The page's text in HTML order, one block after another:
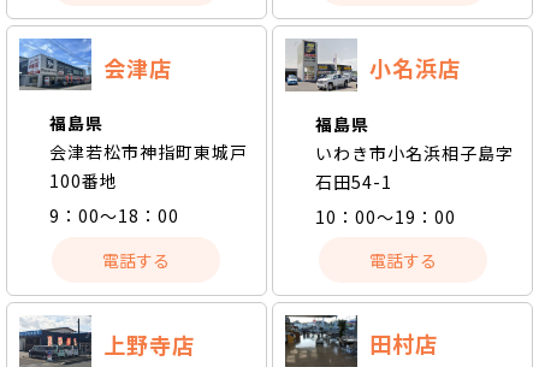
会津店
福島県
会津若松市神指町東城戸
100番地
9：00～18：00
電話する
小名浜店
福島県
いわき市小名浜相子島字
石田54-1
10：00～19：00
電話する
上野寺店 田村店